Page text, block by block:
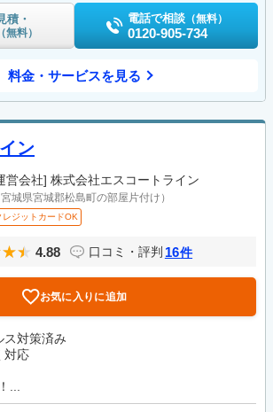
積・
（無料）
電話で相談 （無料）
0120-905-734
料金・サービスを見る
ン
営会社] 株式会社エスコートライン
宮城県宮城郡松島町の部屋片付け）
レジットカードOK
4.88 口コミ・評判 16件
お気に入りに追加
対策済み
対応
...